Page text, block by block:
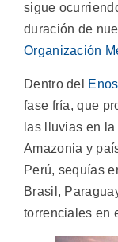
sigue
duración de
Organización
Dentro del
fase fría, que
las lluvias en
Amazonia y
Perú, sequías
Brasil,
torrenciales en